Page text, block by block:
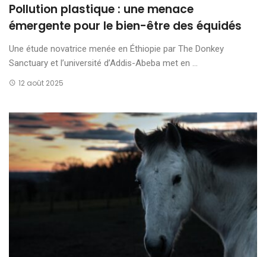
Pollution plastique : une menace
émergente pour le bien-être des équidés
Une étude novatrice menée en Éthiopie par The Donkey
Sanctuary et l’université d’Addis-Abeba met en ...
12 août 2025